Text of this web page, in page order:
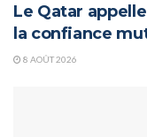
Le Qatar
la confiance
8 AOÛT 2026